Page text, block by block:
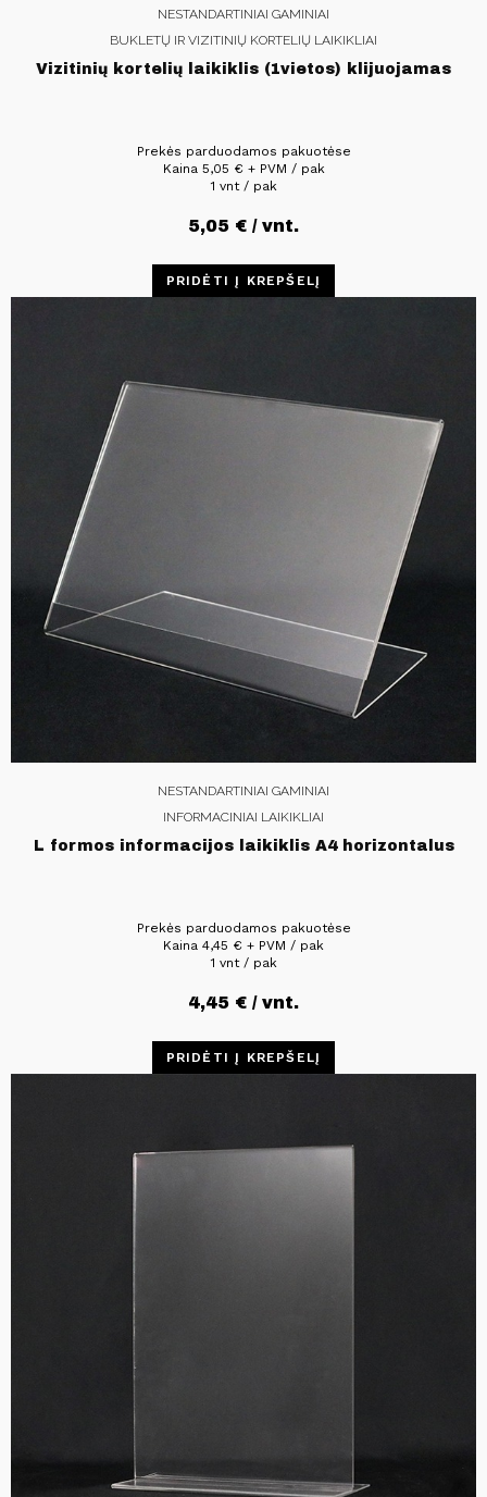
NESTANDARTINIAI GAMINIAI
BUKLETŲ IR VIZITINIŲ KORTELIŲ LAIKIKLIAI
Vizitinių kortelių laikiklis (1vietos) klijuojamas
Prekės parduodamos pakuotėse
Kaina 5,05 €+ PVM / pak
1 vnt / pak
5,05 € / vnt.
PRIDĖTI Į KREPŠELĮ
NESTANDARTINIAI GAMINIAI
INFORMACINIAI LAIKIKLIAI
L formos informacijos laikiklis A4 horizontalus
Prekės parduodamos pakuotėse
Kaina 4,45 € + PVM / pak
1 vnt / pak
4,45 € / vnt.
PRIDĖTI Į KREPŠELĮ